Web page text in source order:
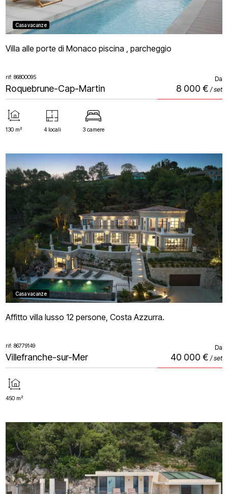
Casa vacanze
Villa alle porte di Monaco piscina , parcheggio
rif: 86800095 Da
8 000 € / set
Roquebrune-Cap-Martin
130 m² 4 locali 3 camere
Casa vacanze
Affitto villa lusso 12 persone, Costa Azzurra.
rif: 86779149 Da
40 000 € / set
Villefranche-sur-Mer
450 m²